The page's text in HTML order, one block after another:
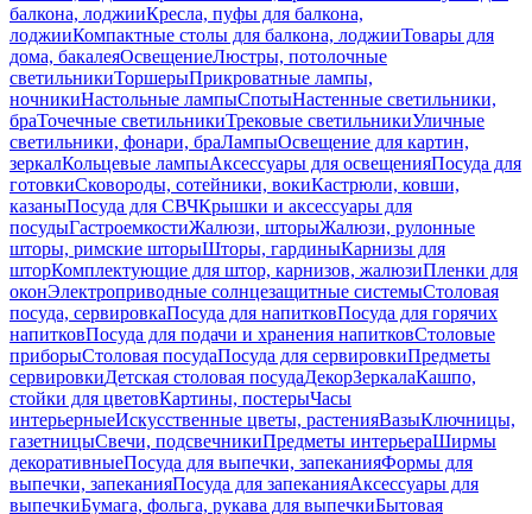
балкона, лоджииКресла, пуфы для балкона,
лоджииКомпактные столы для балкона, лоджииТовары для
дома, бакалеяОсвещениеЛюстры, потолочные
светильникиТоршерыПрикроватные лампы,
ночникиНастольные лампыСпотыНастенные светильники,
браТочечные светильникиТрековые светильникиУличные
светильники, фонари, браЛампыОсвещение для картин,
зеркалКольцевые лампыАксессуары для освещенияПосуда для
готовкиСковороды, сотейники, вокиКастрюли, ковши,
казаныПосуда для СВЧКрышки и аксессуары для
посудыГастроемкостиЖалюзи, шторыЖалюзи, рулонные
шторы, римские шторыШторы, гардиныКарнизы для
шторКомплектующие для штор, карнизов, жалюзиПленки для
оконЭлектроприводные солнцезащитные системыСтоловая
посуда, сервировкаПосуда для напитковПосуда для горячих
напитковПосуда для подачи и хранения напитковСтоловые
приборыСтоловая посудаПосуда для сервировкиПредметы
сервировкиДетская столовая посудаДекорЗеркалаКашпо,
стойки для цветовКартины, постерыЧасы
интерьерныеИскусственные цветы, растенияВазыКлючницы,
газетницыСвечи, подсвечникиПредметы интерьераШирмы
декоративныеПосуда для выпечки, запеканияФормы для
выпечки, запеканияПосуда для запеканияАксессуары для
выпечкиБумага, фольга, рукава для выпечкиБытовая